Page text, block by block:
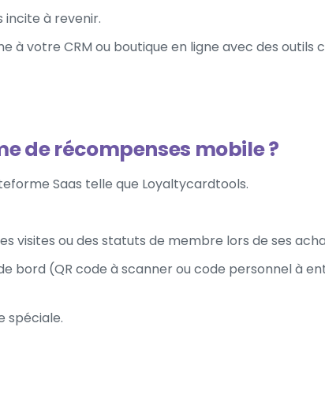
incite à revenir.
votre CRM ou boutique en ligne avec des outils
de récompenses mobile ?
Saas telle que Loyaltycardtools.
visites ou des statuts de membre lors de ses
bord (QR code à scanner ou code personnel à
spéciale.